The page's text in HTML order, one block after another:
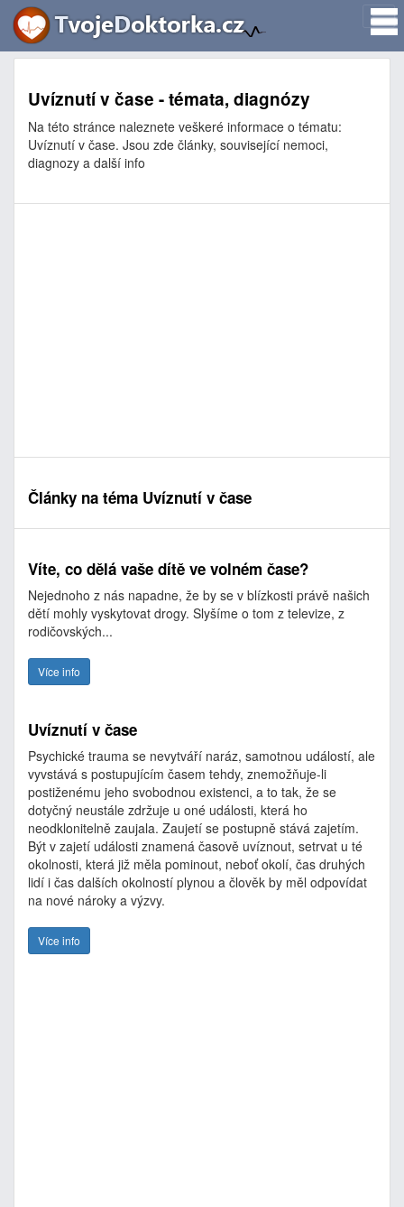
Uvíznutí v čase - témata, diagnózy
Na této stránce naleznete veškeré informace o tématu:
Uvíznutí v čase. Jsou zde články, související nemoci,
diagnozy a další info
Články na téma Uvíznutí v čase
Víte, co dělá vaše dítě ve volném čase?
Nejednoho z nás napadne, že by se v blízkosti právě našich
dětí mohly vyskytovat drogy. Slyšíme o tom z televize, z
rodičovských...
Více info
Uvíznutí v čase
Psychické trauma se nevytváří naráz, samotnou událostí, ale
vyvstává s postupujícím časem tehdy, znemožňuje-li
postiženému jeho svobodnou existenci, a to tak, že se
dotyčný neustále zdržuje u oné události, která ho
neodklonitelně zaujala. Zaujetí se postupně stává zajetím.
Být v zajetí události znamená časově uvíznout, setrvat u té
okolnosti, která již měla pominout, neboť okolí, čas druhých
lidí i čas dalších okolností plynou a člověk by měl odpovídat
na nové nároky a výzvy.
Více info